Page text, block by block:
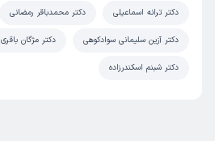
دکتر ترانه اسماعیلی دکتر محمدباقر رمضانی
دکتر آزین سلیمانی سوادکوهی دکتر مژگان باقری
دکتر شبنم اسکندرزاده